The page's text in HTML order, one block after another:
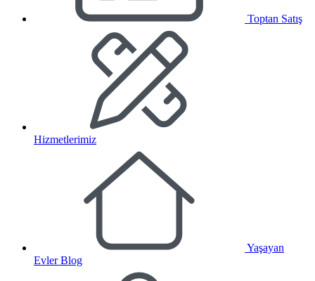
Toptan Satış
Hizmetlerimiz
Yaşayan
Evler Blog